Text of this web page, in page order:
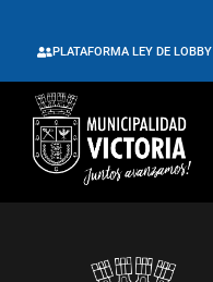
PLATAFORMA LEY DE LOBBY